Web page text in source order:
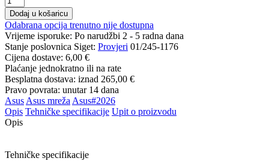
Dodaj u košaricu
Odabrana opcija trenutno nije dostupna
Vrijeme isporuke: Po narudžbi 2 - 5 radna dana
Stanje poslovnica Siget: Provjeri 01/245-1176
Cijena dostave: 6,00 €
Plaćanje jednokratno ili na rate
Besplatna dostava: iznad 265,00 €
Pravo povrata: unutar 14 dana
Asus Asus mreža Asus#2026
Opis Tehničke specifikacije Upit o proizvodu
Opis
Tehničke specifikacije